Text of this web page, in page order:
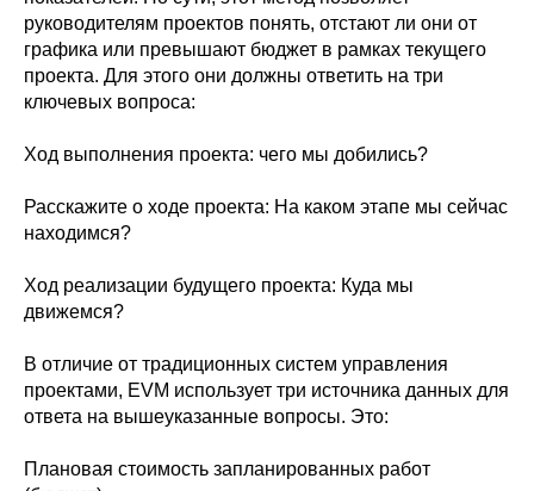
руководителям проектов понять, отстают ли они от
графика или превышают бюджет в рамках текущего
проекта. Для этого они должны ответить на три
ключевых вопроса:
Ход выполнения проекта: чего мы добились?
Расскажите о ходе проекта: На каком этапе мы сейчас
находимся?
Ход реализации будущего проекта: Куда мы
движемся?
В отличие от традиционных систем управления
проектами, EVM использует три источника данных для
ответа на вышеуказанные вопросы. Это:
Плановая стоимость запланированных работ